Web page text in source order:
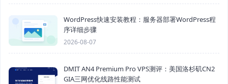
WordPress快速安装教程：服务器部署WordPress程
序详细步骤
2026-08-07
DMIT AN4 Premium Pro VPS测评：美国洛杉矶CN2
GIA三网优化线路性能测试